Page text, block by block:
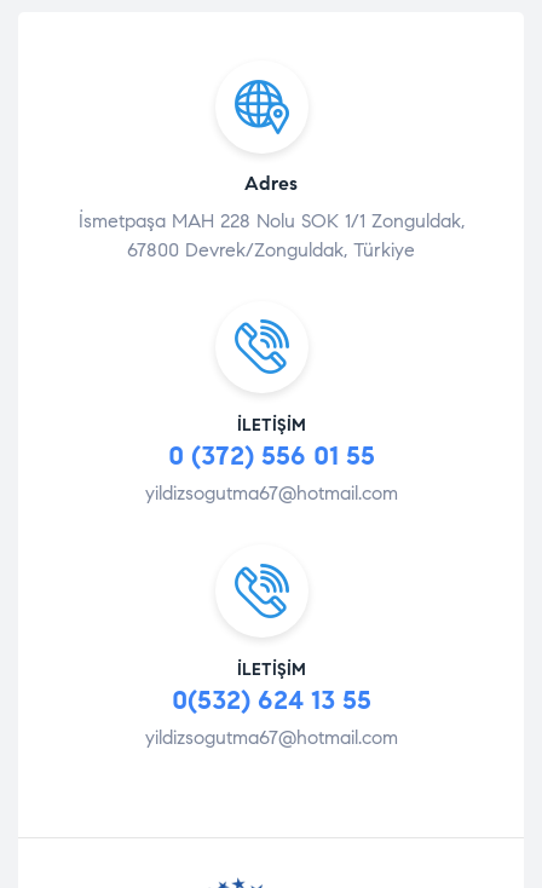
Adres
İsmetpaşa MAH 228 Nolu SOK 1/1 Zonguldak,
67800 Devrek/Zonguldak, Türkiye
İLETIŞIM
0 (372) 556 01 55
yildizsogutma67@hotmail.com
İLETIŞIM
0(532) 624 13 55
yildizsogutma67@hotmail.com